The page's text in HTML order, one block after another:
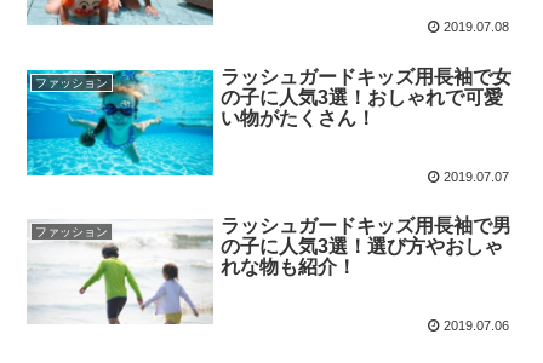
2019.07.08
ファッション
ラッシュガードキッズ用長袖で女
の子に人気3選！おしゃれで可愛
い物がたくさん！
2019.07.07
ファッション
ラッシュガードキッズ用長袖で男
の子に人気3選！選び方やおしゃ
れな物も紹介！
2019.07.06